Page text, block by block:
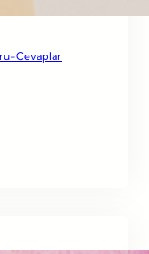
Cevaplar